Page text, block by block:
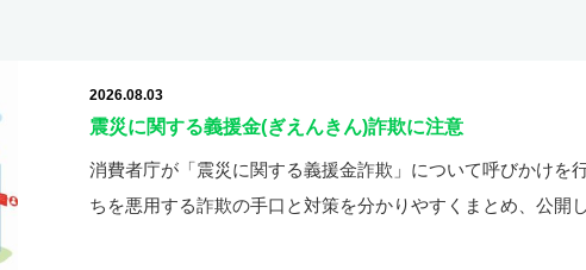
2026.08.03
震災に関する義援金(ぎえんきん)詐欺に注意
消費者庁が「震災に関する義援金詐欺」について呼びかけを
ちを悪用する詐欺の手口と対策を分かりやすくまとめ、公開